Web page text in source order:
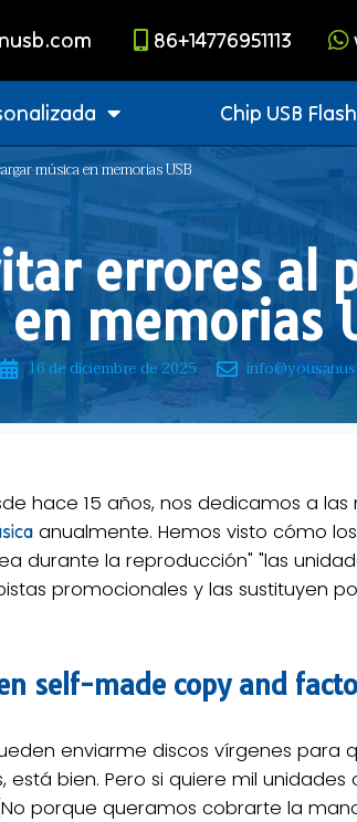
86+14776951113
Chip USB Flash
música en memorias USB
errores al
memorias
16 de diciembre de 2025
hace 15 años, nos dedicamos a las
anualmente. Hemos visto cómo
durante la reproducción" "las
promocionales y las sustituyen
self-made copy and
enviarme discos vírgenes para
está bien. Pero si quiere mil
porque queramos cobrarte la